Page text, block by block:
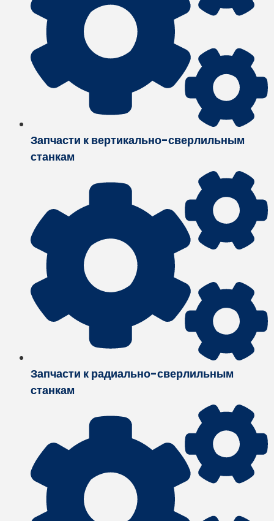
Запчасти к вертикально-сверлильным
станкам
Запчасти к радиально-сверлильным
станкам